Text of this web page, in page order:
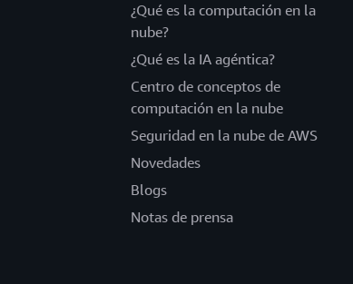
¿Qué es la computación en la
nube?
¿Qué es la IA agéntica?
Centro de conceptos de
computación en la nube
Seguridad en la nube de AWS
Novedades
Blogs
Notas de prensa